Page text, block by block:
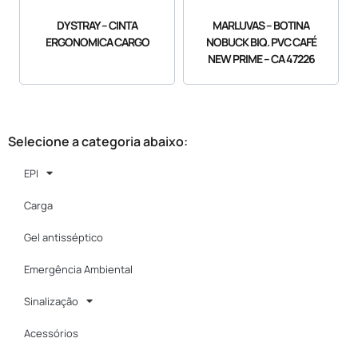
DYSTRAY – CINTA
ERGONOMICA CARGO
MARLUVAS – BOTINA
NOBUCK BIQ. PVC CAFÉ
NEW PRIME – CA 47226
Selecione a categoria abaixo:
EPI
Carga
Gel antisséptico
Emergência Ambiental
Sinalização
Acessórios